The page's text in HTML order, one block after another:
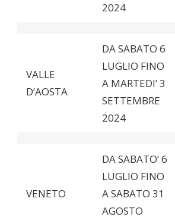
2024
VALLE
D’AOSTA
DA SABATO 6
LUGLIO FINO
A MARTEDI’ 3
SETTEMBRE
2024
VENETO
DA SABATO’ 6
LUGLIO FINO
A SABATO 31
AGOSTO